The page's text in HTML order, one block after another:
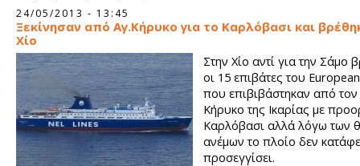
24/05/2013 - 13:45
Ξεκίνησαν από Αγ.Κήρυκο για το Καρλόβασι και
Χίο
Στην Χίο αντί για την Σάμο
οι 15 επιβάτες του
που επιβιβάστηκαν από τον
Κήρυκο της Ικαρίας με
Καρλόβασι αλλά λόγω των
ανέμων το πλοίο δεν
προσεγγίσει.